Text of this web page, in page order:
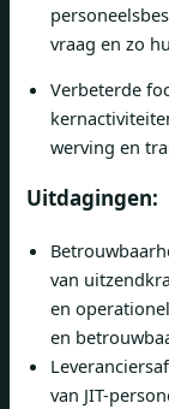
vraag en zo
Verbeterde
werving en
Uitdagingen:
van
en
en
van JIT-